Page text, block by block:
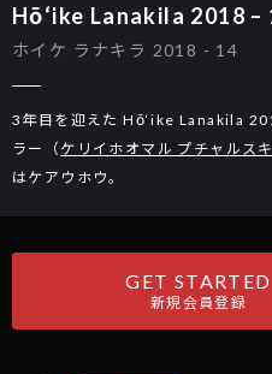
Hō‘ike Lanakila 2018 –
ホイケ ラナキラ 2018 - 14
3年目を迎えた Hō‘ike Lanakila
ラー（ ケリイホオマル プチャルス
はケアウホウ。
GET STARTED
新規会員登録